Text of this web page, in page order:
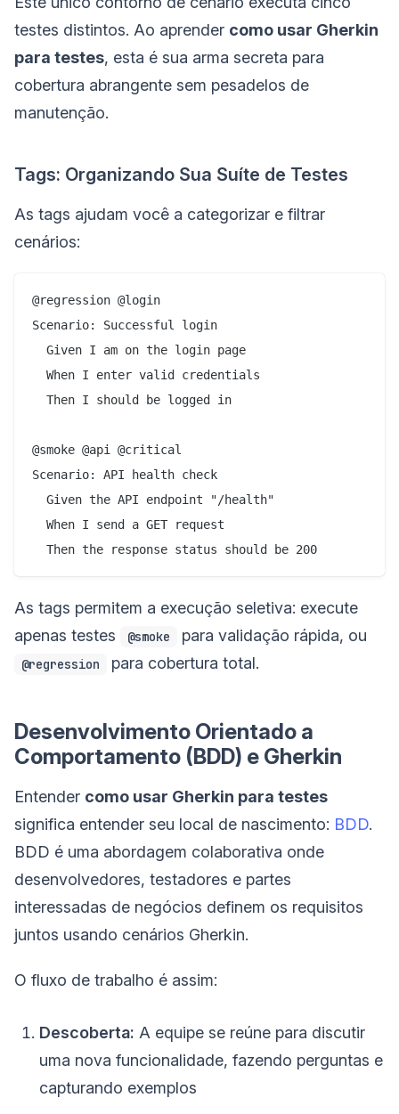
testes distintos. Ao aprender como usar Gherkin
para testes, esta é sua arma secreta para
cobertura abrangente sem pesadelos de
manutenção.
Tags: Organizando Sua Suíte de Testes
As tags ajudam você a categorizar e filtrar
cenários:
@regression @login
Scenario: Successful login
  Given I am on the login page
  When I enter valid credentials
  Then I should be logged in
@smoke @api @critical
Scenario: API health check
  Given the API endpoint "/health"
  When I send a GET request
As tags permitem a execução seletiva: execute
apenas testes
@smoke para validação rápida, ou
@regression para cobertura total.
Desenvolvimento Orientado a
Comportamento (BDD) e Gherkin
Entender como usar Gherkin para testes
significa entender seu local de nascimento: BDD.
BDD é uma abordagem colaborativa onde
desenvolvedores, testadores e partes
interessadas de negócios definem os requisitos
juntos usando cenários Gherkin.
O fluxo de trabalho é assim:
Descoberta: A equipe se reúne para discutir
uma nova funcionalidade, fazendo perguntas e
capturando exemplos